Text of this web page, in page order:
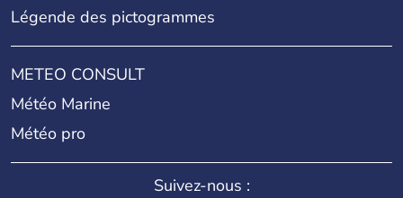
Légende des pictogrammes
METEO CONSULT
Météo Marine
Météo pro
Suivez-nous :